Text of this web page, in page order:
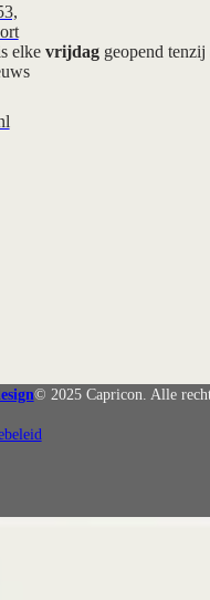
elke vrijdaggeopend tenzij
© 2025 Capricon. Alle